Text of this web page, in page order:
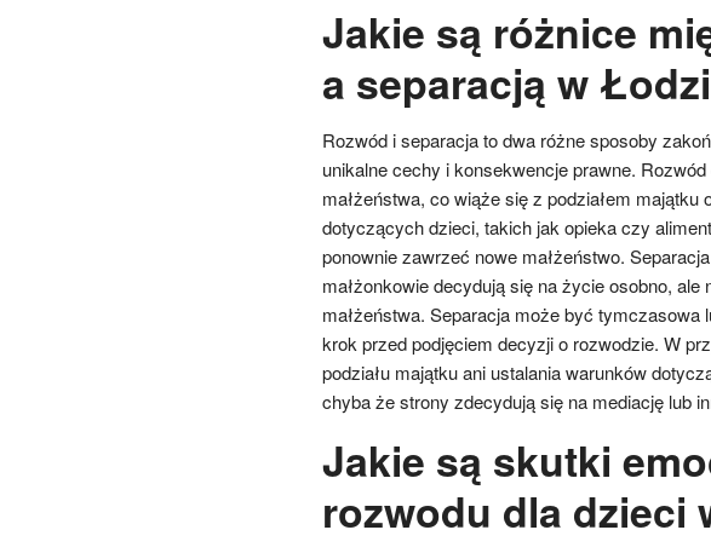
Jakie są różnice
a separacją w Łodzi
Rozwód i separacja to dwa różne sposoby
unikalne cechy i konsekwencje prawne.
małżeństwa, co wiąże się z podziałem majątku
dotyczących dzieci, takich jak opieka czy
ponownie zawrzeć nowe małżeństwo.
małżonkowie decydują się na życie osobno, ale
małżeństwa. Separacja może być tymczasowa
krok przed podjęciem decyzji o rozwodzie. W
podziału majątku ani ustalania warunków
chyba że strony zdecydują się na mediację lub
Jakie są skutki
rozwodu dla dzieci